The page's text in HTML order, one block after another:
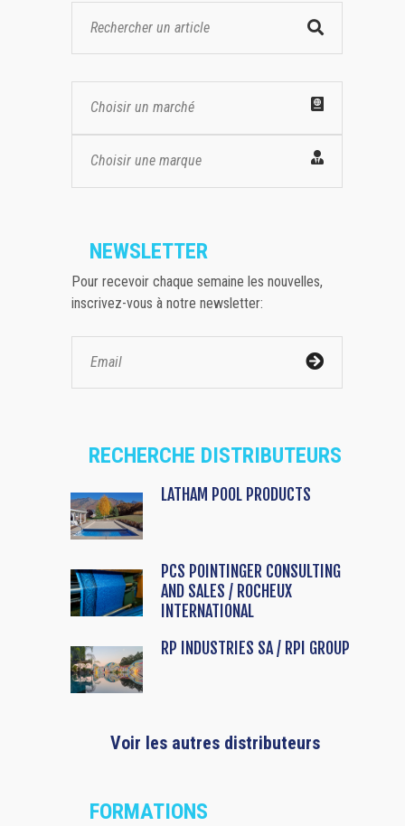
Choisir un marché
Choisir une marque
NEWSLETTER
Pour recevoir chaque semaine les nouvelles,
inscrivez-vous à notre newsletter:
RECHERCHE DISTRIBUTEURS
LATHAM POOL PRODUCTS
PCS POINTINGER CONSULTING
AND SALES / ROCHEUX
INTERNATIONAL
RP INDUSTRIES SA / RPI GROUP
Voir les autres distributeurs
FORMATIONS